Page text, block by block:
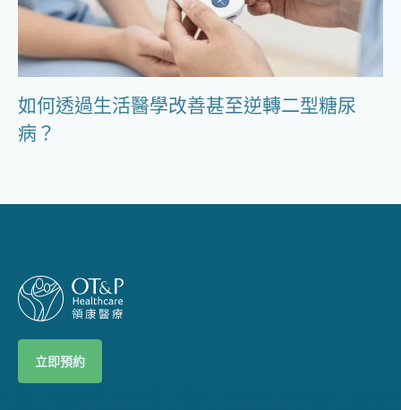
如何透過生活醫學改善甚至逆轉二型糖尿
病？
立即預約